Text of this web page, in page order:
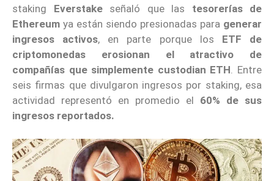
staking Everstake señaló que las tesorerías de
Ethereum ya están siendo presionadas para generar
ingresos activos, en parte porque los ETF de
criptomonedas
erosionan el atractivo de
compañías que simplemente custodian ETH . Entre
seis firmas que divulgaron ingresos por staking, esa
actividad representó en promedio el 60% de sus
ingresos reportados.